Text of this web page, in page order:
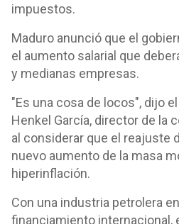
impuestos.
Maduro anunció que el
el aumento salarial que
y medianas empresas.
"Es una cosa de locos", dijo
Henkel García, director de la
al considerar que el reajuste
nuevo aumento de la masa
hiperinflación.
Con una industria petrolera
financiamiento internacional,